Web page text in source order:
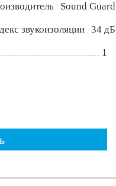
Sound Guard
звукоизоляции 34 дБ
1